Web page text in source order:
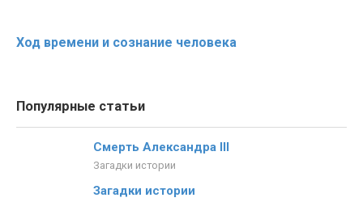
Ход времени и сознание человека
Популярные статьи
Смерть Александра III
Загадки истории
Загадки истории